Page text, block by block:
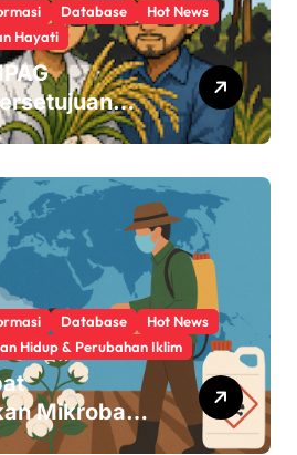
Database
Hot News
Hayati
Database
Hot News
Hidup & Perubahan Iklim
Mikroba